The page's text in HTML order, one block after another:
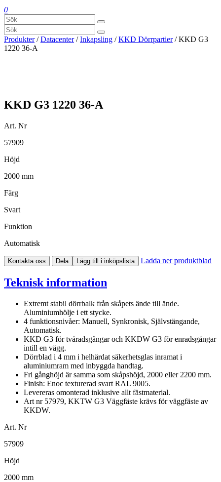
0
Produkter/Datacenter/Inkapsling /KKD Dörrpartier/ KKD G3
1220 36-A
KKD G3 1220 36-A
Art. Nr
57909
Höjd
2000 mm
Färg
Svart
Funktion
Automatisk
Kontakta oss Dela Lägg till i inköpslista Ladda ner produktblad
Teknisk information
Extremt stabil dörrbalk från skåpets ände till ände.
Aluminiumhölje i ett stycke.
4 funktionsnivåer: Manuell, Synkronisk, Självstängande,
Automatisk.
KKD G3 för tvåradsgångar och KKDW G3 för enradsgångar
intill en vägg.
Dörrblad i 4 mm i helhärdat säkerhetsglas inramat i
aluminiumram med inbyggda handtag.
Fri gånghöjd är samma som skåpshöjd, 2000 eller 2200 mm.
Finish: Enoc texturerad svart RAL 9005.
Levereras omonterad inklusive allt fästmaterial.
Art nr 57979, KKTW G3 Väggfäste krävs för väggfäste av
KKDW.
Art. Nr
57909
Höjd
2000 mm